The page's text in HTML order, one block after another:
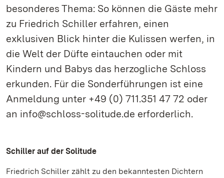
besonderes Thema: So können die Gäste mehr
zu Friedrich Schiller erfahren, einen
exklusiven Blick hinter die Kulissen werfen, in
die Welt der Düfte eintauchen oder mit
Kindern und Babys das herzogliche Schloss
erkunden. Für die Sonderführungen ist eine
Anmeldung unter +49 (0) 711.351 47 72 oder
an info@schloss-solitude.de erforderlich.
Schiller auf der Solitude
Friedrich Schiller zählt zu den bekanntesten Dichtern